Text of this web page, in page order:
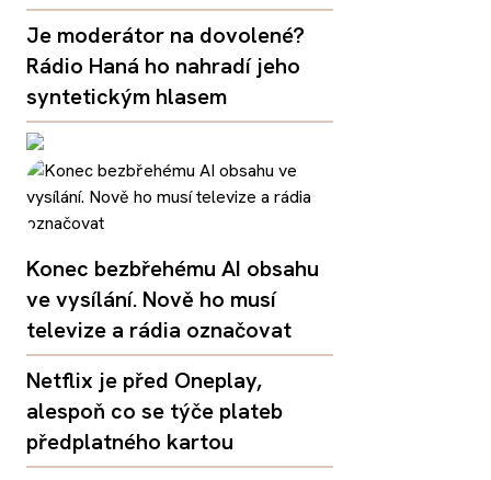
Je moderátor na dovolené?
Rádio Haná ho nahradí jeho
syntetickým hlasem
Konec bezbřehému AI obsahu
ve vysílání. Nově ho musí
televize a rádia označovat
Netflix je před Oneplay,
alespoň co se týče plateb
předplatného kartou